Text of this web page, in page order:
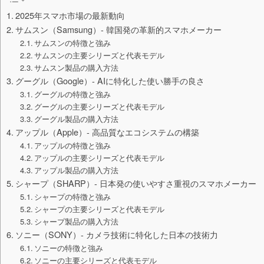
2025年スマホ市場の最新動向
サムスン（Samsung）- 韓国発の革新的スマホメーカー
サムスンの特徴と強み
サムスンの主要シリーズと代表モデル
サムスン製品の購入方法
グーグル（Google）- AIに特化した使い勝手の良さ
グーグルの特徴と強み
グーグルの主要シリーズと代表モデル
グーグル製品の購入方法
アップル（Apple）- 高品質なエコシステムの構築
アップルの特徴と強み
アップルの主要シリーズと代表モデル
アップル製品の購入方法
シャープ（SHARP）- 日本発の使いやすさ重視のスマホメーカー
シャープの特徴と強み
シャープの主要シリーズと代表モデル
シャープ製品の購入方法
ソニー（SONY）- カメラ技術に特化した日本の技術力
ソニーの特徴と強み
ソニーの主要シリーズと代表モデル